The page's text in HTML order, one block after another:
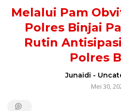
Melalui Pam
Polres Binjai
Rutin
Polres
Junaidi -
Mei 30,